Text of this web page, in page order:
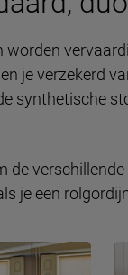
worden
je verzekerd
synthetische
de
je een